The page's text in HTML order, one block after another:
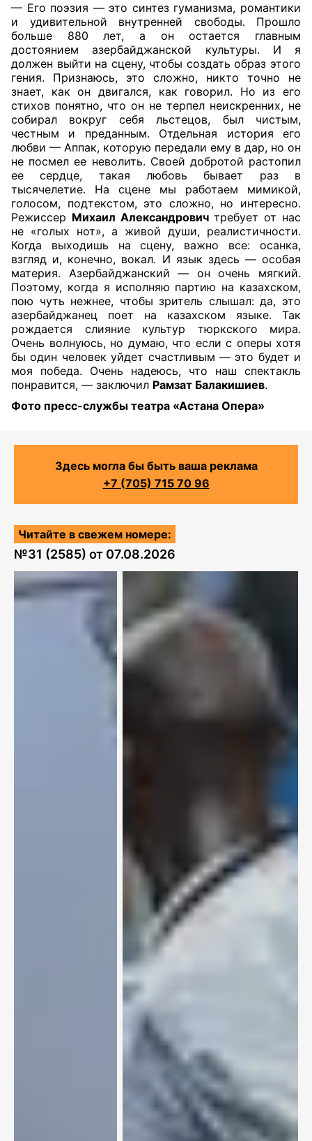
— Его поэзия — это синтез гуманизма, романтики
и удивительной внутренней свободы. Прошло
больше 880 лет, а он остается главным
достоянием азербайджанской культуры. И я
должен выйти на сцену, чтобы создать образ этого
гения. Признаюсь, это сложно, никто точно не
знает, как он двигался, как говорил. Но из его
стихов понятно, что он не терпел неискренних, не
собирал вокруг себя льстецов, был чистым,
честным и преданным. Отдельная история его
любви — Аппак, которую передали ему в дар, но он
не посмел ее неволить. Своей добротой растопил
ее сердце, такая любовь бывает раз в
тысячелетие. На сцене мы работаем мимикой,
голосом, подтекстом, это сложно, но интересно.
Режиссер Михаил Александровичтребует от нас
не «голых нот», а живой души, реалистичности.
Когда выходишь на сцену, важно все: осанка,
взгляд и, конечно, вокал. И язык здесь — особая
материя. Азербайджанский — он очень мягкий.
Поэтому, когда я исполняю партию на казахском,
пою чуть нежнее, чтобы зритель слышал: да, это
азербайджанец поет на казахском языке. Так
рождается слияние культур тюркского мира.
Очень волнуюсь, но думаю, что если с оперы хотя
бы один человек уйдет счастливым — это будет и
моя победа. Очень надеюсь, что наш спектакль
понравится, — заключил Рамзат Балакишиев.
Фото пресс-службы театра «Астана Опера»
Здесь могла бы быть ваша реклама
+7 (705) 715 70 96
Читайте в свежем номере:
№31 (2585) от 07.08.2026